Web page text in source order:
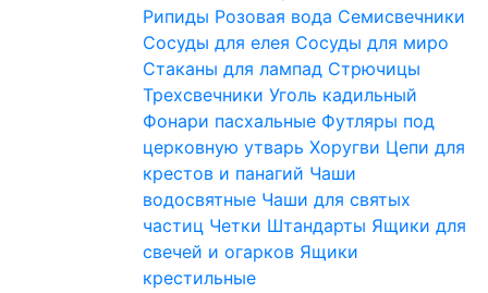
Рипиды Розовая вода Семисвечники
Сосуды для елея Сосуды для миро
Стаканы для лампад Стрючицы
Трехсвечники Уголь кадильный
Фонари пасхальные Футляры под
церковную утварь Хоругви Цепи для
крестов и панагий Чаши
водосвятные Чаши для святых
частиц Четки Штандарты Ящики для
свечей и огарков Ящики
крестильные